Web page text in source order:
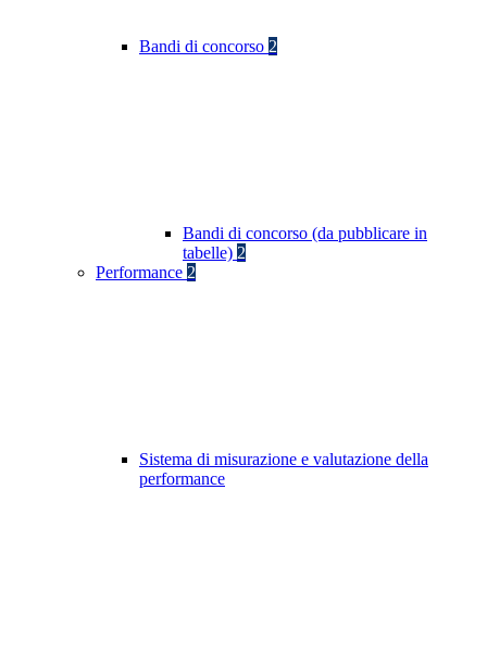
Bandi di concorso 2
Bandi di concorso (da pubblicare in
tabelle) 2
Performance 2
Sistema di misurazione e valutazione della
performance